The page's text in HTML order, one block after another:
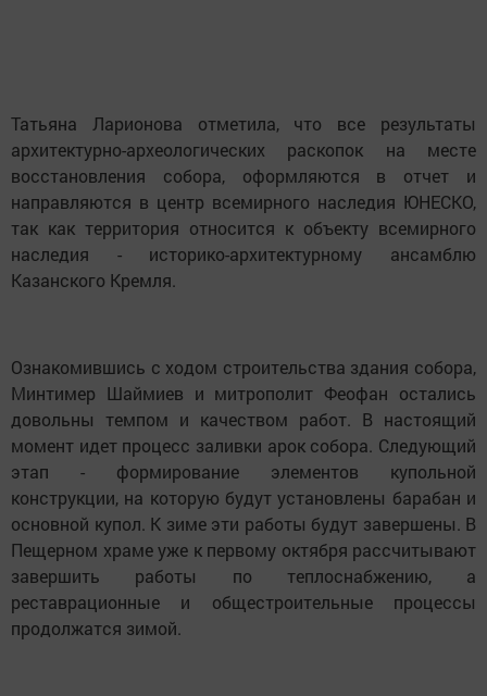
Татьяна Ларионова отметила, что все результаты
архитектурно-археологических раскопок на месте
восстановления собора, оформляются в отчет и
направляются в центр всемирного наследия ЮНЕСКО,
так как территория относится к объекту всемирного
наследия - историко-архитектурному ансамблю
Казанского Кремля.
Ознакомившись с ходом строительства здания собора,
Минтимер Шаймиев и митрополит Феофан остались
довольны темпом и качеством работ. В настоящий
момент идет процесс заливки арок собора. Следующий
этап - формирование элементов купольной
конструкции, на которую будут установлены барабан и
основной купол. К зиме эти работы будут завершены. В
Пещерном храме уже к первому октября рассчитывают
завершить работы по теплоснабжению, а
реставрационные и общестроительные процессы
продолжатся зимой.